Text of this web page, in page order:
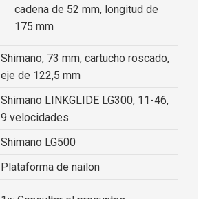
cadena de 52 mm, longitud de
175 mm
Shimano, 73 mm, cartucho roscado,
eje de 122,5 mm
Shimano LINKGLIDE LG300, 11-46,
9 velocidades
Shimano LG500
Plataforma de nailon